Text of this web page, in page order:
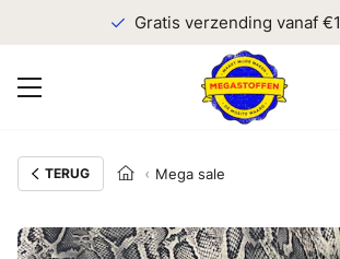
Gratis verzending vanaf
TERUG Mega sale